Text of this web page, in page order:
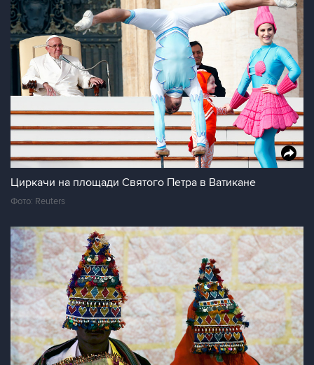
Циркачи на площади Святого Петра в Ватикане
Фото: Reuters